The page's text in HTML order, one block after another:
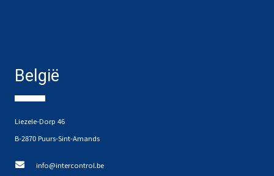
België
Liezele-Dorp 46
B-2870 Puurs-Sint-Amands
info@intercontrol.be